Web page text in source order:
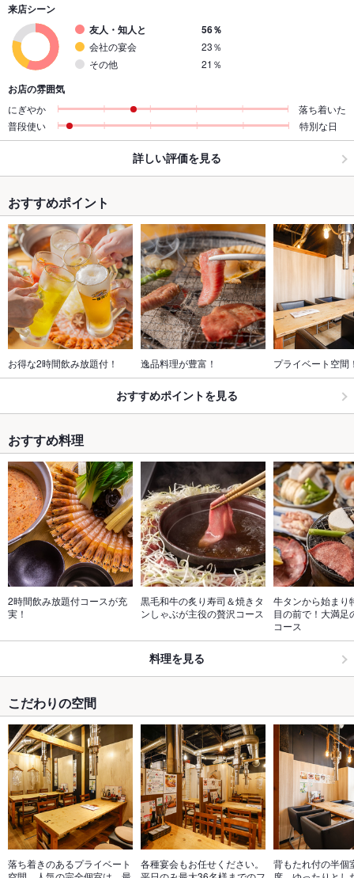
来店シーン
友人・知人と
56％
会社の宴会
23％
その他
21％
お店の雰囲気
にぎやか
落ち着いた
普段使い
特別な日
詳しい評価を見る
おすすめポイント
お得な2時間飲み放題付！ 逸品料理が豊富！ プライベート空間
おすすめポイントを見る
おすすめ料理
2時間飲み放題付コースが充
実！
黒毛和牛の炙り寿司＆焼きタ
ンしゃぶが主役の贅沢コース
牛タンから始まり
目の前で！大満足
コース
料理を見る
こだわりの空間
落ち着きのあるプライベート
各種宴会もお任せください。
背もたれ付の半個